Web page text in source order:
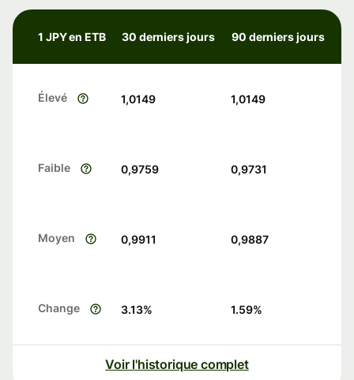
1 JPY en ETB 30 derniers jours 90 derniers jours
Élevé 1,0149 1,0149
Faible 0,9759 0,9731
Moyen 0,9911 0,9887
Change 3.13% 1.59%
Voir l'historique complet